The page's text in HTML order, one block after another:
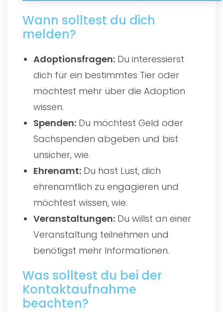
Wann solltest du dich
melden?
Adoptionsfragen: Du interessierst
dich für ein bestimmtes Tier oder
möchtest mehr über die Adoption
wissen.
Spenden: Du möchtest Geld oder
Sachspenden abgeben und bist
unsicher, wie.
Ehrenamt: Du hast Lust, dich
ehrenamtlich zu engagieren und
möchtest wissen, wie.
Veranstaltungen: Du willst an einer
Veranstaltung teilnehmen und
benötigst mehr Informationen.
Was solltest du bei der
Kontaktaufnahme
beachten?